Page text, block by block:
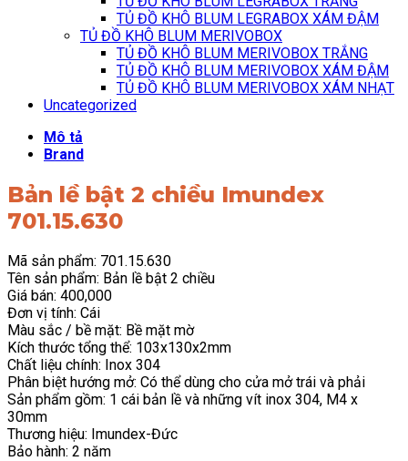
TỦ ĐỒ KHÔ BLUM LEGRABOX XÁM ĐẬM
TỦ ĐỒ KHÔ BLUM MERIVOBOX
TỦ ĐỒ KHÔ BLUM MERIVOBOX TRẮNG
TỦ ĐỒ KHÔ BLUM MERIVOBOX XÁM ĐẬM
TỦ ĐỒ KHÔ BLUM MERIVOBOX XÁM NHẠT
Uncategorized
Mô tả
Brand
Bản lề bật 2 chiều Imundex
701.15.630
Mã sản phẩm: 701.15.630
Tên sản phẩm: Bản lề bật 2 chiều
Giá bán: 400,000
Đơn vị tính: Cái
Màu sắc / bề mặt: Bề mặt mờ
Kích thước tổng thể: 103x130x2mm
Chất liệu chính: Inox 304
Phân biệt hướng mở: Có thể dùng cho cửa mở trái và phải
Sản phẩm gồm: 1 cái bản lề và những vít inox 304, M4 x
30mm
Thương hiệu: Imundex-Đức
Bảo hành: 2 năm